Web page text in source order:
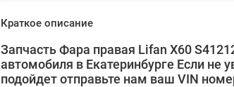
Краткое описание
Запчасть Фара правая Lifan X60
автомобиля в Екатеринбурге Если не
подойдет отправьте нам ваш VIN